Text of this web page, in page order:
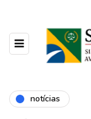
notícias